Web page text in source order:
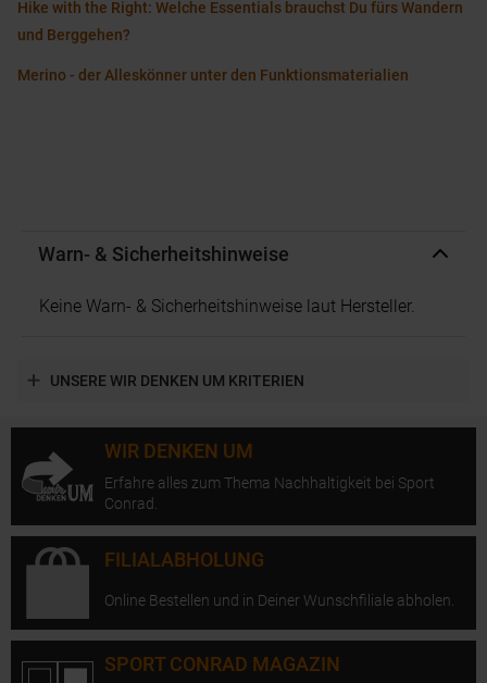
Hike with the Right: Welche Essentials brauchst Du fürs Wandern
und Berggehen?
Merino - der Alleskönner unter den Funktionsmaterialien
Warn- & Sicherheitshinweise
Keine Warn- & Sicherheitshinweise laut Hersteller.
UNSERE WIR DENKEN UM KRITERIEN
WIR DENKEN UM
Erfahre alles zum Thema Nachhaltigkeit bei Sport
Conrad.
FILIALABHOLUNG
Online Bestellen und in Deiner Wunschfiliale abholen.
SPORT CONRAD MAGAZIN